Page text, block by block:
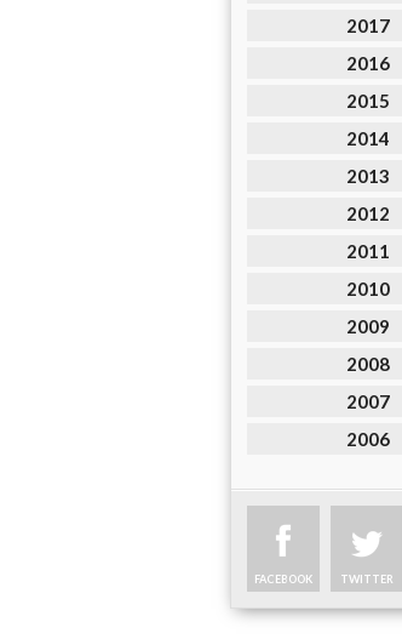
2017
2016
2015
2014
2013
2012
2011
2010
2009
2008
2007
2006
FACEBOOK TWITTER